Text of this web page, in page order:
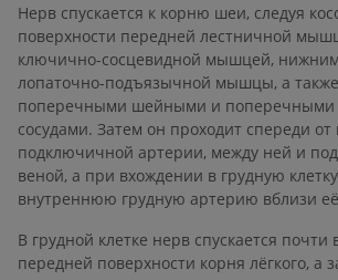
Нерв спускается к корню шеи, следуя
поверхности передней лестничной
ключично-сосцевидной мышцей,
лопаточно-подъязычной мышцы, а
поперечными шейными и поперечными
сосудами. Затем он проходит спереди от
подключичной артерии, между ней и
веной, а при вхождении в грудную
внутреннюю грудную артерию вблизи
В грудной клетке нерв спускается почти
передней поверхности корня лёгкого, а